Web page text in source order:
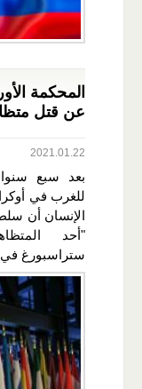
المحكمة
عن قتل
2021.01.22
بعد سبع
للغرب في
الإنسان أن
"أحد
ستراسبورغ